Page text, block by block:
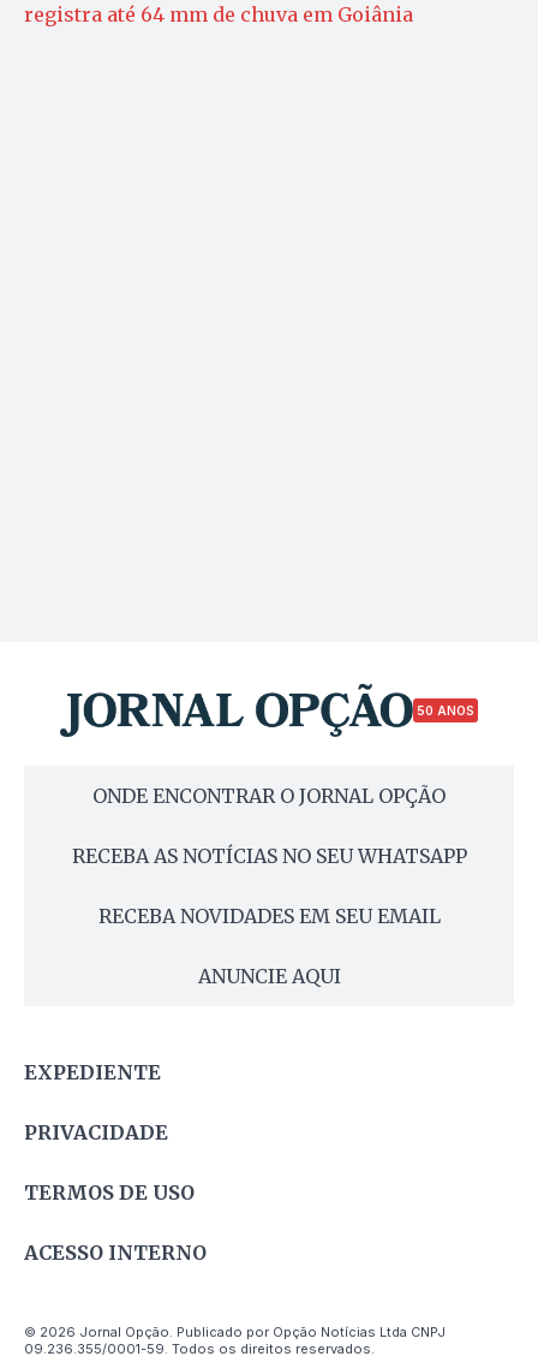
registra até 64 mm de chuva em Goiânia
50 ANOS
ONDE ENCONTRAR O JORNAL OPÇÃO
RECEBA AS NOTÍCIAS NO SEU WHATSAPP
RECEBA NOVIDADES EM SEU EMAIL
ANUNCIE AQUI
EXPEDIENTE
PRIVACIDADE
TERMOS DE USO
ACESSO INTERNO
© 2026 Jornal Opção. Publicado por Opção Notícias Ltda CNPJ
09.236.355/0001-59. Todos os direitos reservados.